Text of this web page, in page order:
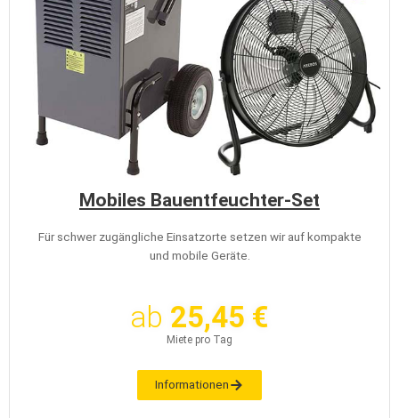
Mobiles Bauentfeuchter-Set
Für schwer zugängliche Einsatzorte setzen wir auf kompakte
und mobile Geräte.
ab 25,45 €
Miete pro Tag
Informationen